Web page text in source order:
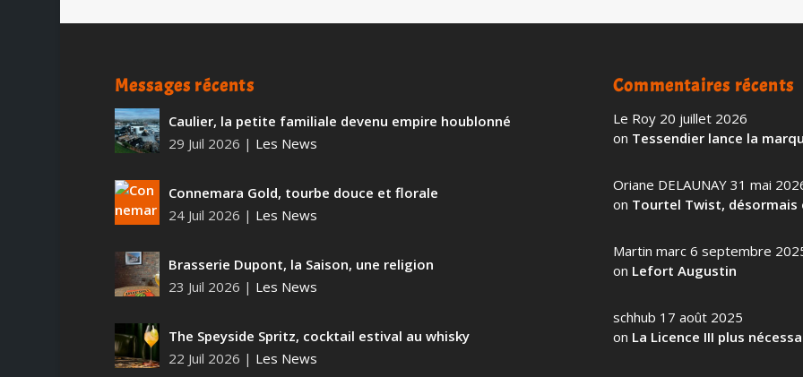
Messages récents
Caulier, la petite familiale devenu empire houblonné
29 Juil 2026 | Les News
Connemara Gold, tourbe douce et florale
24 Juil 2026 | Les News
Brasserie Dupont, la Saison, une religion
23 Juil 2026 | Les News
The Speyside Spritz, cocktail estival au whisky
22 Juil 2026 | Les News
Commentaires récents
Le Roy 20 juillet 2026
on Tessendier lance la
Oriane DELAUNAY 31 mai
on Tourtel Twist, désormais
Martin marc 6 septembre
on Lefort Augustin
schhub 17 août 2025
on La Licence III plus